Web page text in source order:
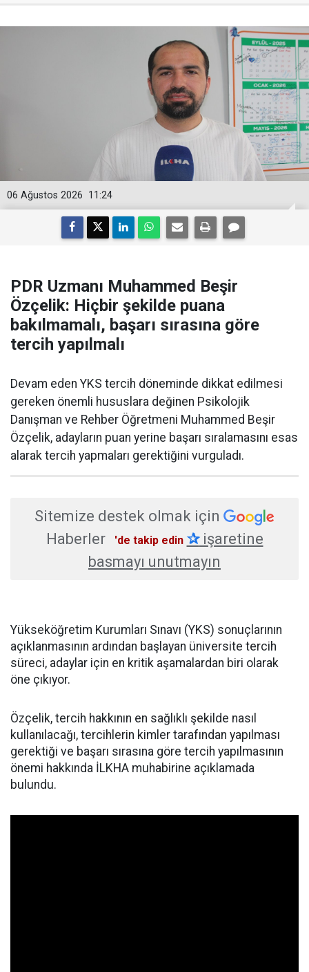
11:24
06 Ağustos 2026
PDR Uzmanı Muhammed Beşir
Özçelik: Hiçbir şekilde puana
bakılmamalı, başarı sırasına göre
tercih yapılmalı
Devam eden YKS tercih döneminde dikkat edilmesi
gereken önemli hususlara değinen Psikolojik
Danışman ve Rehber Öğretmeni Muhammed Beşir
Özçelik, adayların puan yerine başarı sıralamasını esas
alarak tercih yapmaları gerektiğini vurguladı.
Sitemize destek olmak için
Haberler
'de takip edin ✰işaretine
basmayı unutmayın
Yükseköğretim Kurumları Sınavı (YKS) sonuçlarının
açıklanmasının ardından başlayan üniversite tercih
süreci, adaylar için en kritik aşamalardan biri olarak
öne çıkıyor.
Özçelik, tercih hakkının en sağlıklı şekilde nasıl
kullanılacağı, tercihlerin kimler tarafından yapılması
gerektiği ve başarı sırasına göre tercih yapılmasının
önemi hakkında İLKHA muhabirine açıklamada
bulundu.